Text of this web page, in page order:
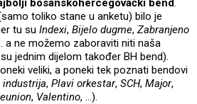
bosanskohercegovački bend.
toliko stane u anketu) bilo je
tu su Indexi, Bijelo dugme, Zabranjeno
a ne možemo zaboraviti niti naša
jednim dijelom također BH bend).
veliki, a poneki tek poznati bendovi
industrija, Plavi orkestar, SCH, Major,
, Valentino, …).